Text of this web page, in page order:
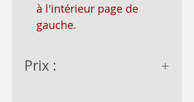
à l'intérieur page de
gauche.
Prix :